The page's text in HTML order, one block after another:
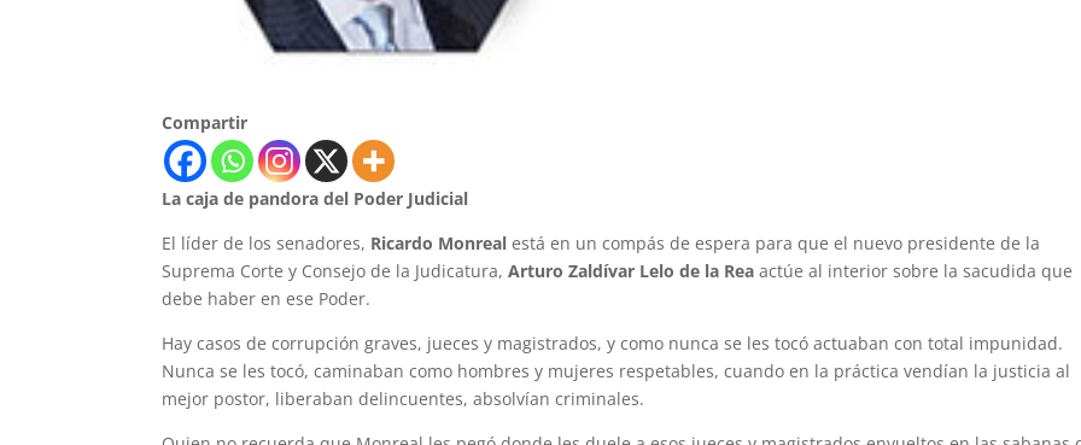
Compartir
La caja de pandora del Poder Judicial
El líder de los senadores, Ricardo Monreal está en un compás de espera para que el nuevo presidente de la
Suprema Corte y Consejo de la Judicatura,Arturo Zaldívar Lelo de la Rea actúe al interior sobre la sacudida que
debe haber en ese Poder.
Hay casos de corrupción graves, jueces y magistrados, y como nunca se les tocó actuaban con total impunidad.
Nunca se les tocó, caminaban como hombres y mujeres respetables, cuando en la práctica vendían la justicia al
mejor postor, liberaban delincuentes, absolvían criminales.